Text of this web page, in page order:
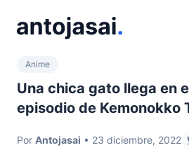
Anime
Una chica gato llega en
episodio de Kemonokko
Por Antojasai • 23 diciembre, 2022